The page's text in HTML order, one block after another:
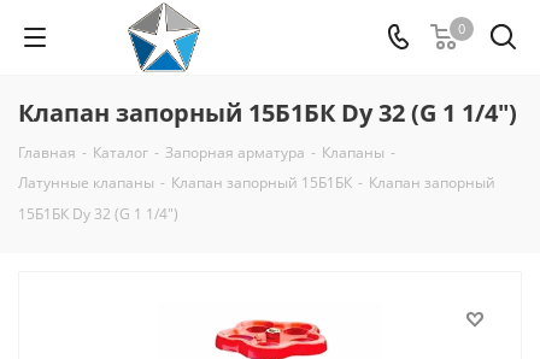
0
Клапан запорный 15Б1БК Dу 32 (G 1 1/4")
Главная - Каталог - Запорная арматура - Клапаны -
Латунные клапаны - Клапан запорный 15Б1БК - Клапан запорный
15Б1БК Dу 32 (G 1 1/4")